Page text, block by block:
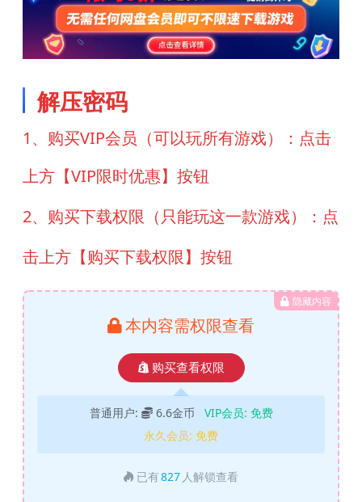
解压密码
1、购买VIP会员（可以玩所有游戏）：点击
上方【VIP限时优惠】按钮
2、购买下载权限（只能玩这一款游戏）：点
击上方【购买下载权限】按钮
隐藏内容
本内容需权限查看
购买查看权限
普通用户: 6.6金币 VIP会员: 免费
永久会员: 免费
已有827 人解锁查看